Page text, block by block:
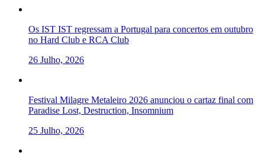
Os IST IST regressam a Portugal para concertos em outubro
no Hard Club e RCA Club
26 Julho, 2026
Festival Milagre Metaleiro 2026 anunciou o cartaz final com
Paradise Lost, Destruction, Insomnium
25 Julho, 2026